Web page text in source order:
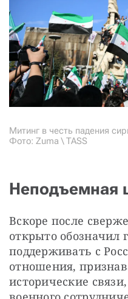
Митинг в честь падения
Фото: Zuma \ TASS
Неподъемная
Вскоре после
открыто обозначил
поддерживать с
отношения,
исторические